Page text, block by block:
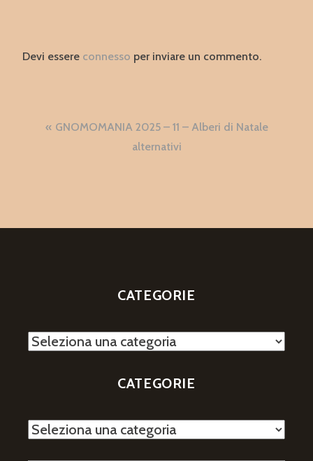
Devi essere connesso per inviare un commento.
Navigazione
GNOMOMANIA 2025 – 11 – Alberi di Natale
alternativi
CATEGORIE
Categorie
CATEGORIE
Categorie